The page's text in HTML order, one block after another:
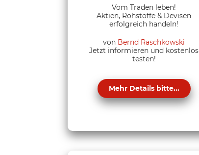
Vom Traden leben!
Aktien, Rohstoffe & Devisen
erfolgreich handeln!
von Bernd Raschkowski
Jetzt informieren und kostenlos
testen!
Mehr Details bitte...